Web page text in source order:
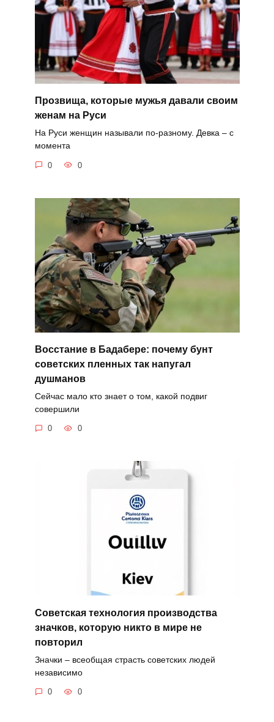
Прозвища, которые мужья давали своим
женам на Руси
На Руси женщин называли по-разному. Девка – с
момента
0 0
Восстание в Бадабере: почему бунт
советских пленных так напугал
душманов
Сейчас мало кто знает о том, какой подвиг
совершили
0 0
Советская технология производства
значков, которую никто в мире не
повторил
Значки – всеобщая страсть советских людей
независимо
0 0